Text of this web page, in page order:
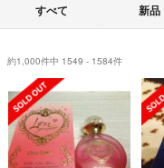
すべて 新品
約1,000件中 1549 - 1584件